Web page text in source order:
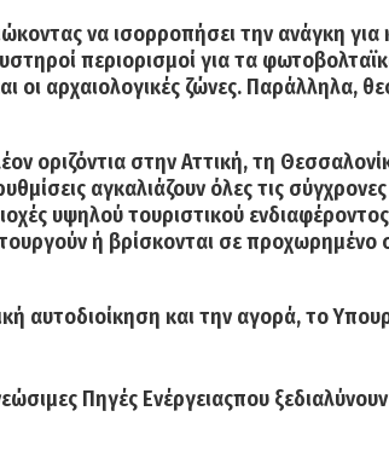
να ισορροπήσει την ανάγκη
περιορισμοί για τα
αρχαιολογικές ζώνες. Παράλληλα,
οριζόντια στην Αττική, τη
αγκαλιάζουν όλες τις
υψηλού τουριστικού
ή βρίσκονται σε
αυτοδιοίκηση και την αγορά, το
Πηγές Ενέργειαςπου